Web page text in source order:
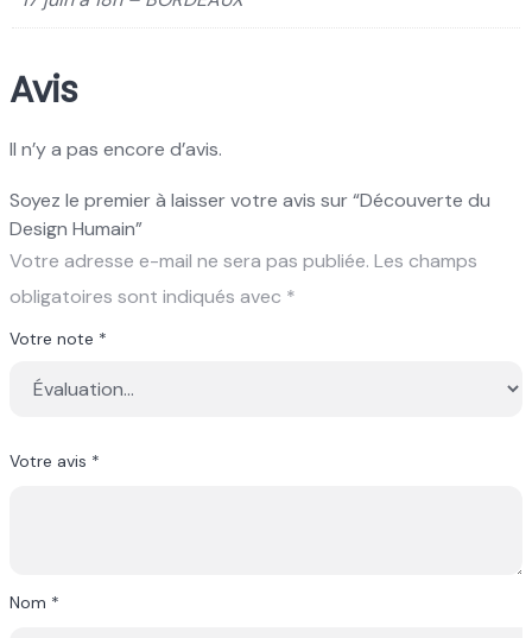
Avis
Il n’y a pas encore d’avis.
Soyez le premier à laisser votre avis sur “Découverte du
Design Humain”
Votre adresse e-mail ne sera pas publiée. Les champs
obligatoires sont indiqués avec *
Votre note *
Votre avis *
Nom *